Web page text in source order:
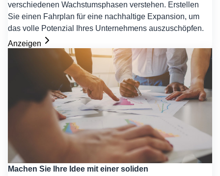
verschiedenen Wachstumsphasen verstehen. Erstellen
Sie einen Fahrplan für eine nachhaltige Expansion, um
das volle Potenzial Ihres Unternehmens auszuschöpfen.
Anzeigen
Machen Sie Ihre Idee mit einer soliden